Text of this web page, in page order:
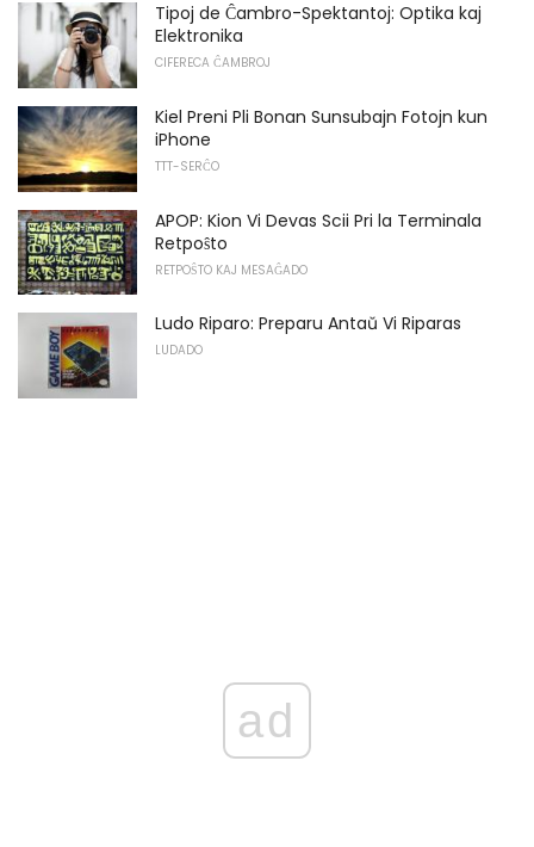
Tipoj de Ĉambro-Spektantoj: Optika kaj
Elektronika
CIFERECA ĈAMBROJ
Kiel Preni Pli Bonan Sunsubajn Fotojn kun
iPhone
TTT-SERĈO
APOP: Kion Vi Devas Scii Pri la Terminala
Retpoŝto
RETPOŜTO KAJ MESAĜADO
Ludo Riparo: Preparu Antaŭ Vi Riparas
LUDADO
ad